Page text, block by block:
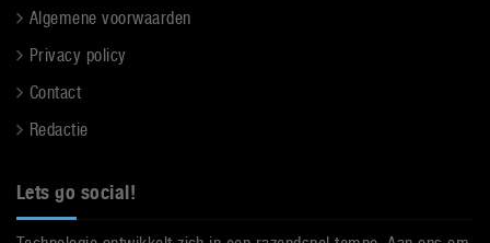
Algemene voorwaarden
Privacy policy
Contact
Redactie
Lets go social!